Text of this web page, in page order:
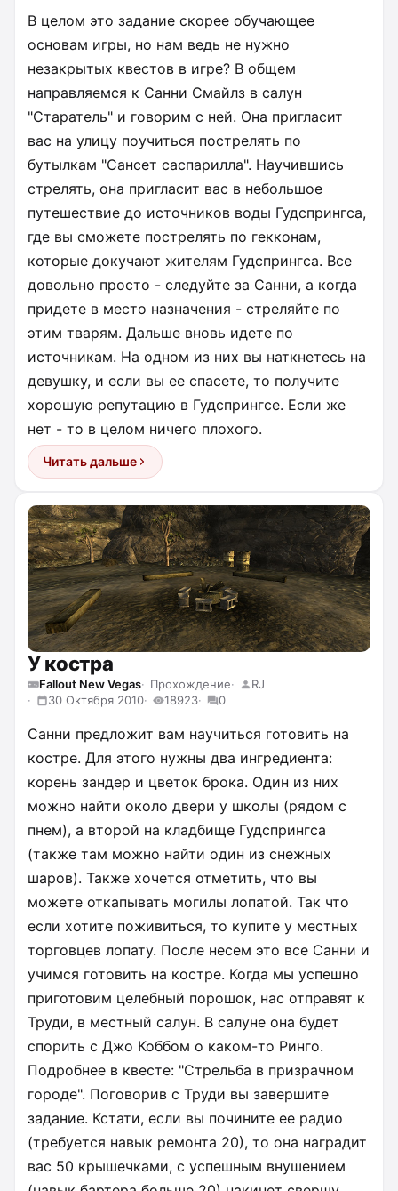
В целом это задание скорее обучающее
основам игры, но нам ведь не нужно
незакрытых квестов в игре? В общем
направляемся к Санни Смайлз в салун
"Старатель" и говорим с ней. Она пригласит
вас на улицу поучиться пострелять по
бутылкам "Сансет саспарилла". Научившись
стрелять, она пригласит вас в небольшое
путешествие до источников воды Гудспрингса,
где вы сможете пострелять по гекконам,
которые докучают жителям Гудспрингса. Все
довольно просто - следуйте за Санни, а когда
придете в место назначения - стреляйте по
этим тварям. Дальше вновь идете по
источникам. На одном из них вы наткнетесь на
девушку, и если вы ее спасете, то получите
хорошую репутацию в Гудспрингсе. Если же
нет - то в целом ничего плохого.
Читать дальше
У костра
Fallout New Vegas Прохождение
RJ
30 Октября 2010
18923 0
Санни предложит вам научиться готовить на
костре. Для этого нужны два ингредиента:
корень зандер и цветок брока. Один из них
можно найти около двери у школы (рядом с
пнем), а второй на кладбище Гудспрингса
(также там можно найти один из снежных
шаров). Также хочется отметить, что вы
можете откапывать могилы лопатой. Так что
если хотите поживиться, то купите у местных
торговцев лопату. После несем это все Санни и
учимся готовить на костре. Когда мы успешно
приготовим целебный порошок, нас отправят к
Труди, в местный салун. В салуне она будет
спорить с Джо Коббом о каком-то Ринго.
Подробнее в квесте: "Стрельба в призрачном
городе". Поговорив с Труди вы завершите
задание. Кстати, если вы почините ее радио
(требуется навык ремонта 20), то она наградит
вас 50 крышечками, с успешным внушением